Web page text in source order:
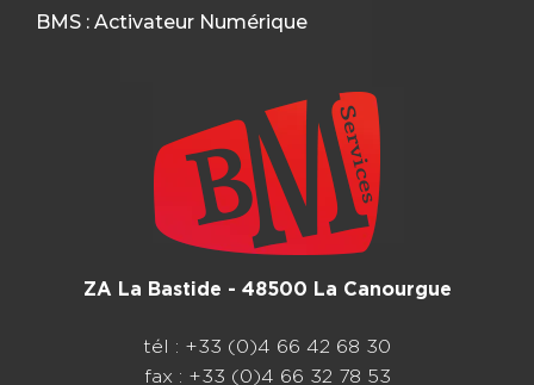
BMS : Activateur Numérique
ZA La Bastide - 48500 La Canourgue
tél : +33 (0)4 66 42 68 30
fax : +33 (0)4 66 32 78 53